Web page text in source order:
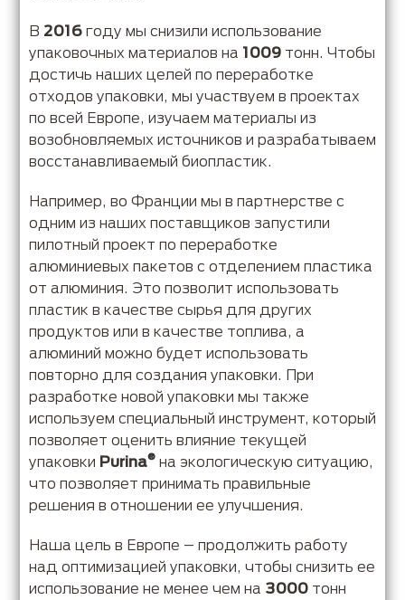
В 2016 году мы снизили использование
упаковочных материалов на 1009 тонн. Чтобы
достичь наших целей по переработке
отходов упаковки, мы участвуем в проектах
по всей Европе, изучаем материалы из
возобновляемых источников и разрабатываем
восстанавливаемый биопластик.
Например, во Франции мы в партнерстве с
одним из наших поставщиков запустили
пилотный проект по переработке
алюминиевых пакетов с отделением пластика
от алюминия. Это позволит использовать
пластик в качестве сырья для других
продуктов или в качестве топлива, а
алюминий можно будет использовать
повторно для создания упаковки. При
разработке новой упаковки мы также
используем специальный инструмент, который
позволяет оценить влияние текущей
упаковки Purina® на экологическую ситуацию,
что позволяет принимать правильные
решения в отношении ее улучшения.
Наша цель в Европе – продолжить работу
над оптимизацией упаковки, чтобы снизить ее
использование не менее чем на 3000 тонн